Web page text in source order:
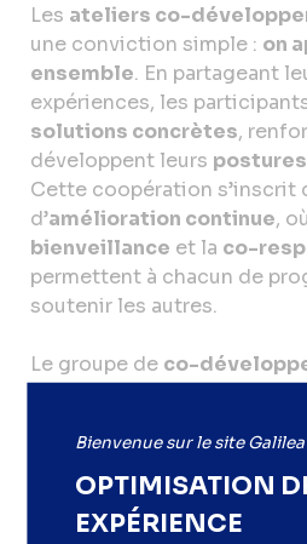
Les ateliers co-
une conviction simple : on
ensemble. En partageant
expériences, les
solutions concrètes,
développent leurs
Cette coopération s’inscrit
d’amélioration continue,
bienveillance et la co-
permettent à chacun de
soutenir les autres.
Le groupe de co-
pour participer à l’
Bienvenue sur le site Galilea
OPTIMISATION
EXPÉRIENCE